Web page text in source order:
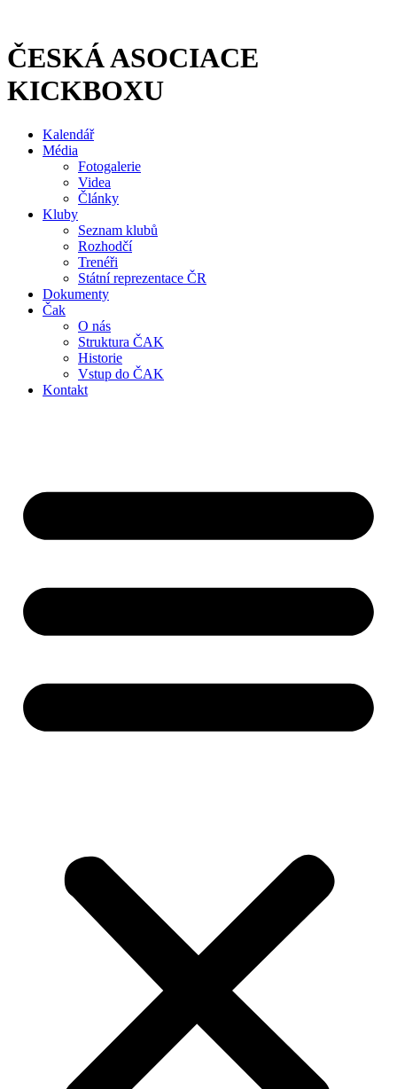
obsahu
ČESKÁ ASOCIACE
KICKBOXU
Kalendář
Média
Fotogalerie
Videa
Články
Kluby
Seznam klubů
Rozhodčí
Trenéři
Státní reprezentace ČR
Dokumenty
Čak
O nás
Struktura ČAK
Historie
Vstup do ČAK
Kontakt